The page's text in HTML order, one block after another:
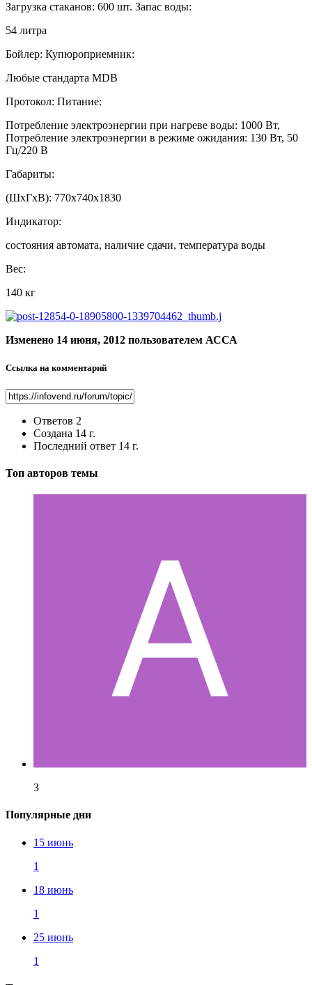
Загрузка стаканов: 600 шт. Запас воды:
54 литра
Бойлер: Купюроприемник:
Любые стандарта MDB
Протокол: Питание:
Потребление электроэнергии при нагреве воды: 1000 Вт,
Потребление электроэнергии в режиме ожидания: 130 Вт, 50
Гц/220 В
Габариты:
(ШхГхВ): 770х740х1830
Индикатор:
состояния автомата, наличие сдачи, температура воды
Вес:
140 кг
Изменено 14 июня, 2012 пользователем АССА
Ссылка на комментарий
Ответов 2
Создана 14 г.
Последний ответ 14 г.
Топ авторов темы
3
Популярные дни
15 июнь
1
18 июнь
1
25 июнь
1